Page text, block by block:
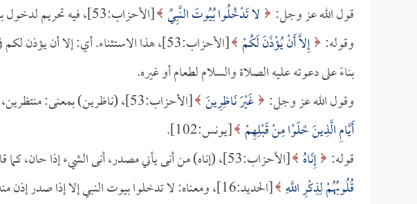
قول الله عز وجل: لا تَدْخُلُوا بُيُوتَ النَّبِيِّ [الأحزاب:53]، فيه تحريم لدخول بيوت النبي صلى الله عليه وسلم.
وقوله: إِلاَّ أَنْ يُؤْذَنَ لَكُمْ
[الأحزاب:53]، هذا الاستثناء. أي: إلا أن
بناءً على دعوته عليه الصلاة والسلام لطعام أو غيره.
وقول الله عز وجل: غَيْرَ نَاظِرِينَ [الأحزاب:53]، (ناظرين) بمعنى: منتظرين، كما قال الله عز وجل:
أَيَّامِ الَّذِينَ خَلَوْا مِنْ قَبْلِهِمْ [يونس:102].
قوله: إِنَاهُ [الأحزاب:53]، (إناه) من أنى يأني مصدر، أنى الشيء إذا حان، كما قال الله عز وجل:
قُلُوبُهُمْ لِذِكْرِ اللَّهِ
[الحديد:16]، ومعناه: لا تدخلوا بيوت النبي إلا إذا